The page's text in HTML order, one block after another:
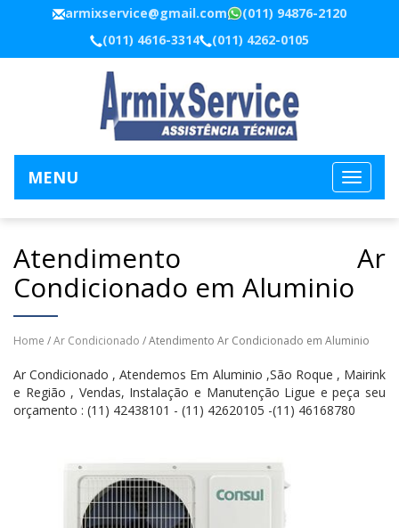
armixservice@gmail.com
(011) 94876-2120
(011) 4616-3314
(011) 4262-0105
MENU
Atendimento Ar
Condicionado em Aluminio
Home /Ar Condicionado / Atendimento Ar Condicionado em Aluminio
Ar Condicionado , Atendemos Em Aluminio ,São Roque , Mairink
e Região , Vendas, Instalação e Manutenção Ligue e peça seu
orçamento : (11) 42438101 - (11) 42620105 -(11) 46168780